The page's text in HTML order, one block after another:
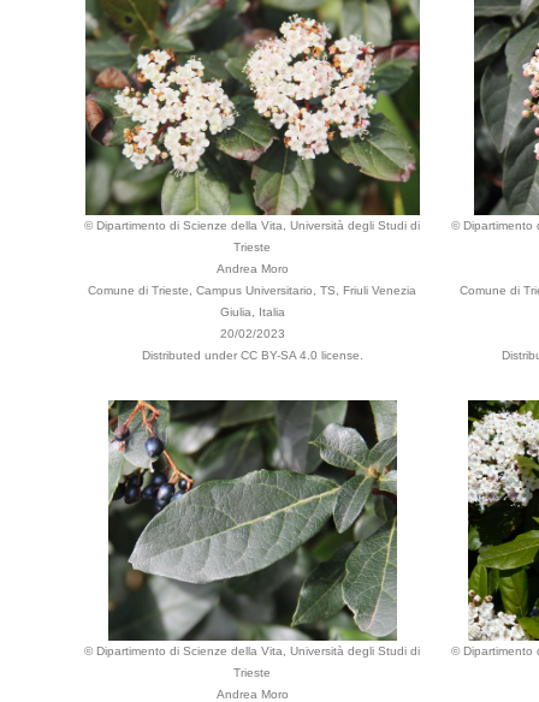
© Dipartimento di Scienze della Vita, Università degli Studi di
Trieste
Andrea Moro
Comune di Trieste, Campus Universitario, TS, Friuli Venezia
Giulia, Italia
20/02/2023
Distributed under CC BY-SA 4.0 license.
© Dipartimento
Comune di
© Dipartimento di Scienze della Vita, Università degli Studi di
Trieste
Andrea Moro
© Dipartimento